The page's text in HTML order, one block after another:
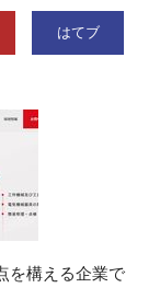
はてブ
を構える企業で